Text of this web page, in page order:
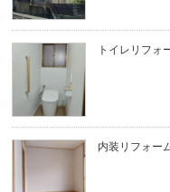
トイレリフ
内装リフォー